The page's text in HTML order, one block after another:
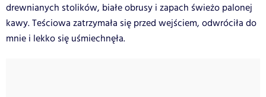
drewnianych stolików, białe obrusy i zapach świeżo palonej
kawy. Teściowa zatrzymała się przed wejściem, odwróciła do
mnie i lekko się uśmiechnęła.